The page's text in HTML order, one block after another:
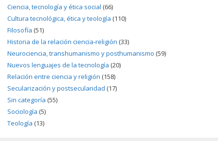
Ciencia, tecnología y ética social (66)
Cultura tecnológica, ética y teología (110)
Filosofía (51)
Historia de la relación ciencia-religión (33)
Neurociencia, transhumanismo y posthumanismo (59)
Nuevos lenguajes de la tecnología (20)
Relación entre ciencia y religión (158)
Secularización y postsecularidad (17)
Sin categoría (55)
Sociología (5)
Teología (13)